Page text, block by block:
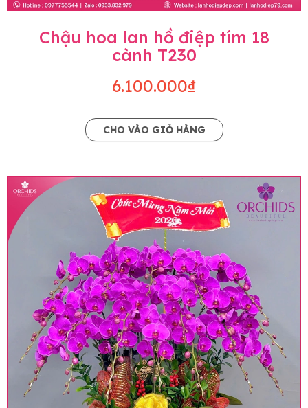
Chậu hoa lan hồ điệp tím 18
cành T230
6.100.000₫
CHO VÀO GIỎ HÀNG